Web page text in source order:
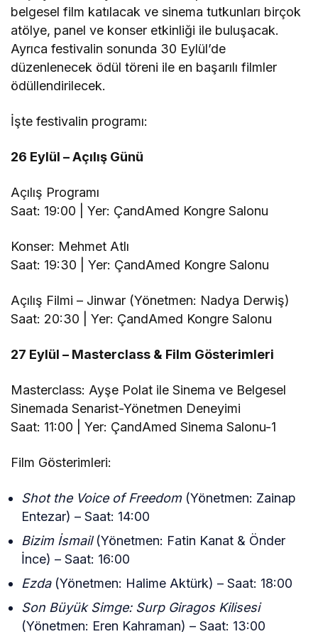
belgesel film katılacak ve sinema tutkunları birçok
atölye, panel ve konser etkinliği ile buluşacak.
Ayrıca festivalin sonunda 30 Eylül’de
düzenlenecek ödül töreni ile en başarılı filmler
ödüllendirilecek.
İşte festivalin programı:
26 Eylül – Açılış Günü
Açılış Programı
Saat: 19:00 | Yer: ÇandAmed Kongre Salonu
Konser: Mehmet Atlı
Saat: 19:30 | Yer: ÇandAmed Kongre Salonu
Açılış Filmi – Jinwar (Yönetmen: Nadya Derwiş)
Saat: 20:30 | Yer: ÇandAmed Kongre Salonu
27 Eylül – Masterclass & Film Gösterimleri
Masterclass: Ayşe Polat ile Sinema ve Belgesel
Sinemada Senarist-Yönetmen Deneyimi
Saat: 11:00 | Yer: ÇandAmed Sinema Salonu-1
Film Gösterimleri:
Shot the Voice of Freedom(Yönetmen: Zainap
Entezar) – Saat: 14:00
Bizim İsmail(Yönetmen: Fatin Kanat & Önder
İnce) – Saat: 16:00
Ezda(Yönetmen: Halime Aktürk) – Saat: 18:00
Son Büyük Simge: Surp Giragos Kilisesi
(Yönetmen: Eren Kahraman) – Saat: 13:00